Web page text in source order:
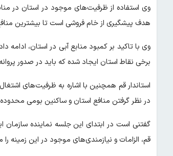
وی استفاده از ظرفیت‌های موجود در استان در
هدف پیشگیری از خام فروشی است تا بیشترین
وی با تاکید بر کمبود منابع آبی در استان،
برخی نقاط استان ایجاد شده که باید در صدور
استاندار قم همچنین با اشاره به ظرفیت‌های
در نظر گرفتن منافع استان و ساکنین بومی
گفتنی است در ابتدای این جلسه نماینده
قم، الزامات و نیازمندی‌های موجود در این زمینه را